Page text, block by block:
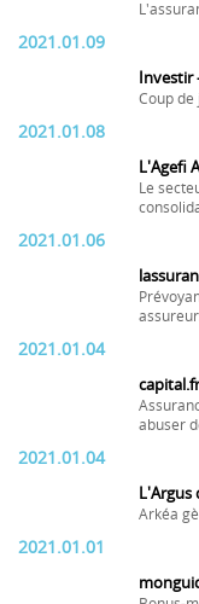
2021.01.09
Investir
Coup
2021.01.08
L'Agefi
Le
2021.01.06
2021.01.04
capital.fr
abuser
2021.01.04
L'Argus
Arkéa
2021.01.01